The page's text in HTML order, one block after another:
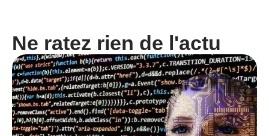
Ne ratez rien de l'actu